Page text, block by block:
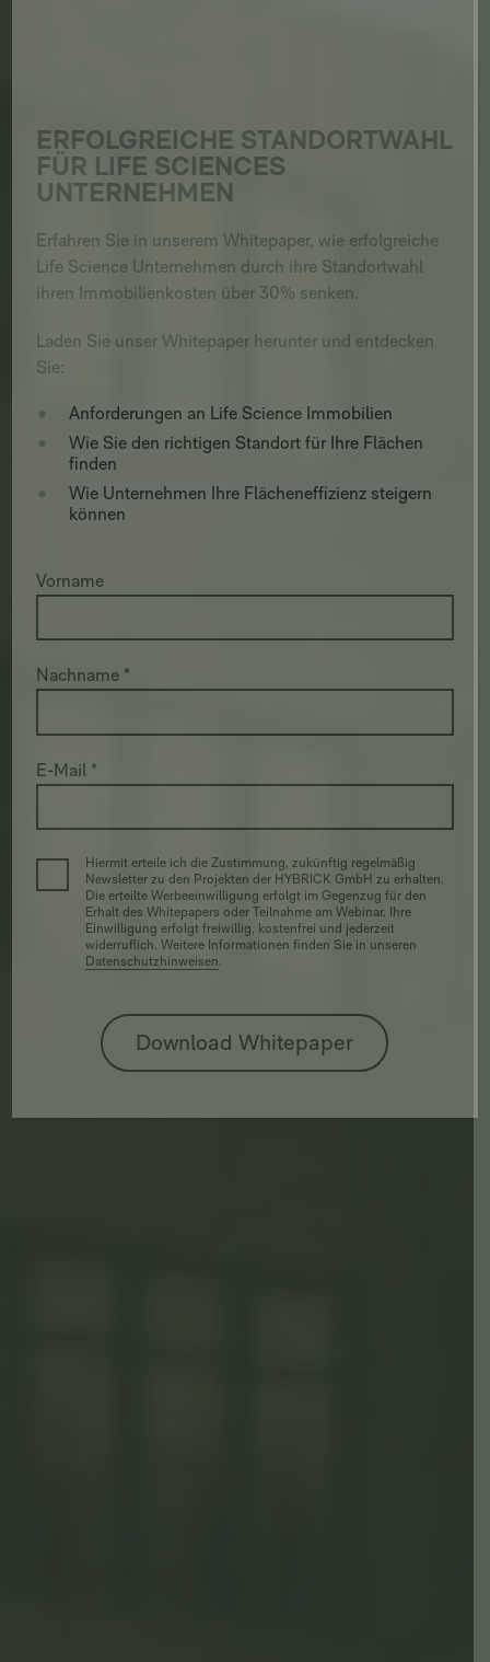
ERFOLGREICHE STANDORTWAHL
FÜR LIFE SCIENCES
UNTERNEHMEN
Erfahren Sie in unserem Whitepaper, wie erfolgreiche
Life Science Unternehmen durch ihre Standortwahl
ihren Immobilienkosten über 30% senken.
Laden Sie unser Whitepaper herunter und entdecken
Sie:
Anforderungen an Life Science Immobilien
Wie Sie den richtigen Standort für Ihre Flächen
finden
Wie Unternehmen Ihre Flächeneffizienz steigern
können
Vorname
Nachname *
E-Mail *
Hiermit erteile ich die Zustimmung, zukünftig regelmäßig
Newsletter zu den Projekten der HYBRICK GmbH zu erhalten.
Die erteilte Werbeeinwilligung erfolgt im Gegenzug für den
Erhalt des Whitepapers oder Teilnahme am Webinar. Ihre
Einwilligung erfolgt freiwillig, kostenfrei und jederzeit
widerruflich. Weitere Informationen finden Sie in unseren
Datenschutzhinweisen.
Bitte lasse dieses Feld leer.